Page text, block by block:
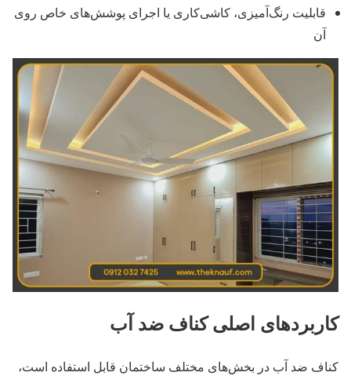
قابلیت رنگ‌آمیزی، کاشی‌کاری یا اجرای پوشش‌های خاص روی
آن
کاربردهای اصلی کناف ضد آب
کناف ضد آب در بخش‌های مختلف ساختمان قابل استفاده است،